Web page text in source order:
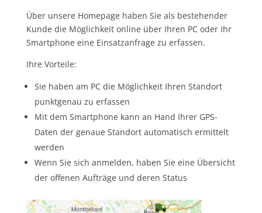
Über unsere Homepage haben Sie als bestehender
Kunde die Möglichkeit online über Ihren PC oder Ihr
Smartphone eine Einsatzanfrage zu erfassen.
Ihre Vorteile:
Sie haben am PC die Möglichkeit Ihren Standort
punktgenau zu erfassen
Mit dem Smartphone kann an Hand Ihrer GPS-
Daten der genaue Standort automatisch ermittelt
werden
Wenn Sie sich anmelden, haben Sie eine Übersicht
der offenen Aufträge und deren Status